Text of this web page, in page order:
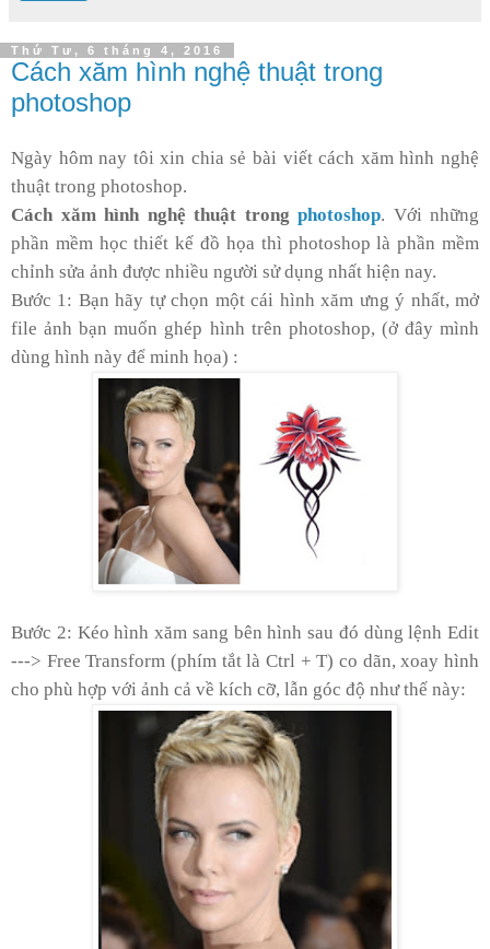
Thứ Tư, 6 tháng 4, 2016
Cách xăm hình nghệ thuật trong
photoshop
Ngày hôm nay tôi xin chia sẻ bài viết cách xăm hình nghệ
thuật trong photoshop.
Cách xăm hình nghệ thuật trong photoshop. Với những
phần mềm học thiết kế đồ họa thì photoshop là phần mềm
chỉnh sửa ảnh được nhiều người sử dụng nhất hiện nay.
Bước 1: Bạn hãy tự chọn một cái hình xăm ưng ý nhất, mở
file ảnh bạn muốn ghép hình trên photoshop, (ở đây mình
dùng hình này để minh họa) :
Bước 2: Kéo hình xăm sang bên hình sau đó dùng lệnh Edit
---> Free Transform (phím tắt là Ctrl + T) co dãn, xoay hình
cho phù hợp với ảnh cả về kích cỡ, lẫn góc độ như thế này: